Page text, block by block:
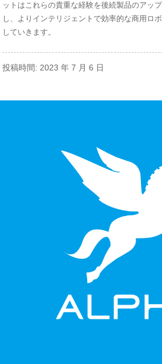
ットはこれらの貴重な経験を後続製品のアッ
し、よりインテリジェントで効率的な商用ロ
していきます。
投稿時間: 2023 年 7 月 6 日